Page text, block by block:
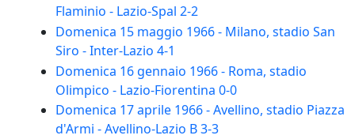
Flaminio - Lazio-Spal 2-2
Domenica 15 maggio 1966 - Milano, stadio San
Siro - Inter-Lazio 4-1
Domenica 16 gennaio 1966 - Roma, stadio
Olimpico - Lazio-Fiorentina 0-0
Domenica 17 aprile 1966 - Avellino, stadio Piazza
d'Armi - Avellino-Lazio B 3-3